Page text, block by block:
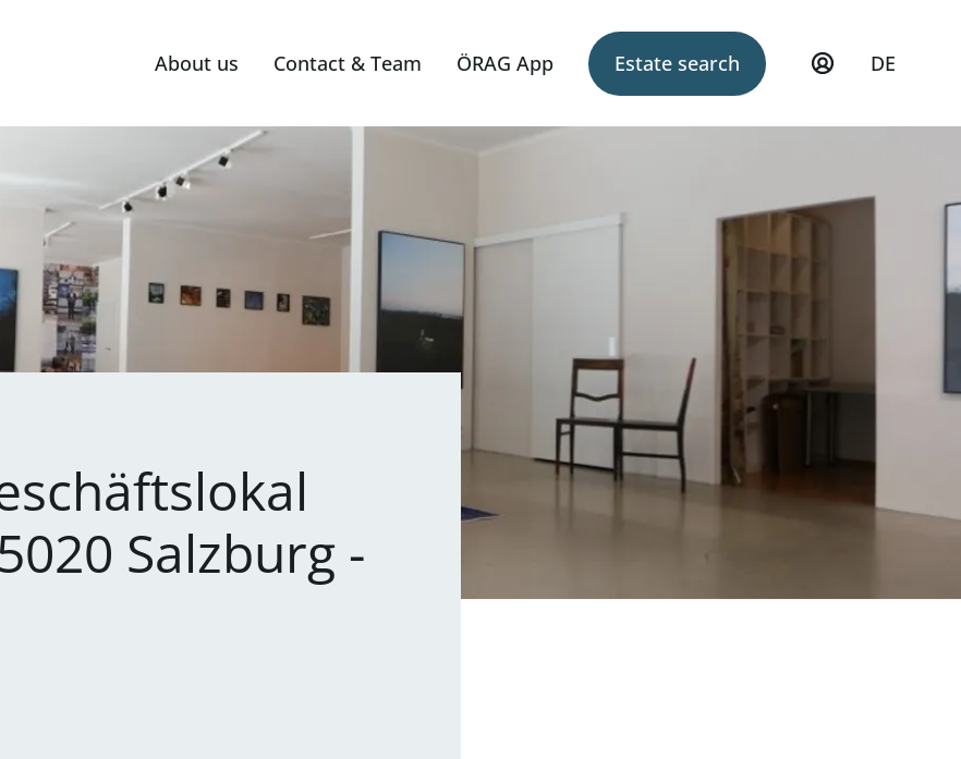
About us Contact & Team ÖRAG App Estate search DE
Salzburg -